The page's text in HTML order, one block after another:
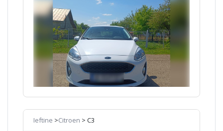
Ieftine >Citroen > C3